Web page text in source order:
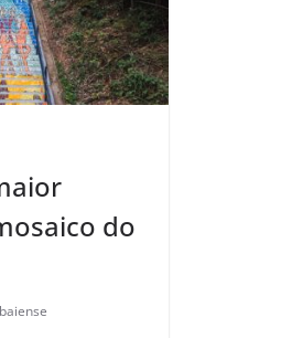
do